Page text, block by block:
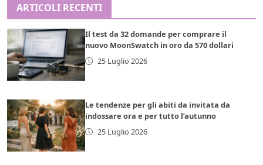
ARTICOLI RECENTI
Il test da 32 domande per comprare il
nuovo MoonSwatch in oro da 570 dollari
25 Luglio 2026
Le tendenze per gli abiti da invitata da
indossare ora e per tutto l’autunno
25 Luglio 2026